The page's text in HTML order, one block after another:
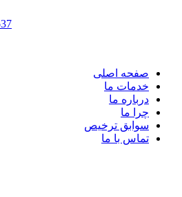
صفحه اصلی
خدمات ما
درباره ما
چرا ما
سوابق ترخیص
تماس با ما